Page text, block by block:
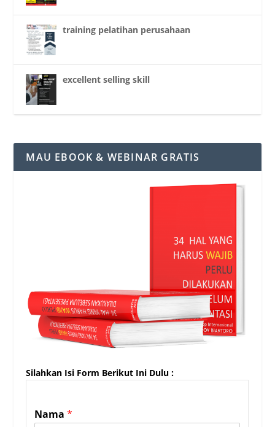
training pelatihan perusahaan
excellent selling skill
MAU EBOOK & WEBINAR GRATIS
Silahkan Isi Form Berikut Ini Dulu :
Nama*